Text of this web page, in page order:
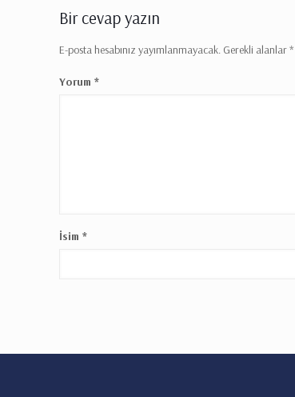
Bir cevap yazın
E-posta hesabınız yayımlanmayacak. Gerekli alanlar*
Yorum*
İsim*